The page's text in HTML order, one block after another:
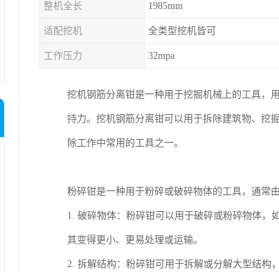
整机全长 1985mm
适配挖机 全类型挖机皆可
工作压力 32mpa
挖机钢筋分离钳是一种用于挖掘机械上的工具，
持力。挖机钢筋分离钳可以用于拆除建筑物、挖
除工作中常用的工具之一。
粉碎钳是一种用于粉碎或破碎物体的工具，通常
1. 破碎物体：粉碎钳可以用于破碎或粉碎物体，
其变得更小、更易处理或运输。
2. 拆解结构：粉碎钳可用于拆解或分解大型结构